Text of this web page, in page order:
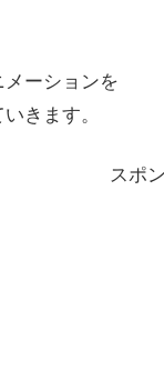
ーションを
きます。
スポ